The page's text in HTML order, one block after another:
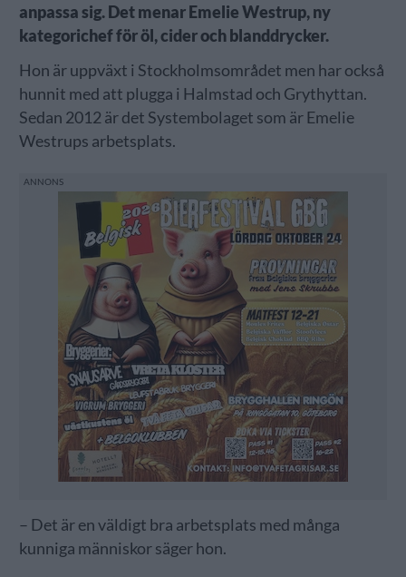
anpassa sig. Det menar Emelie Westrup, ny
kategorichef för öl, cider och blanddrycker.
Hon är uppväxt i Stockholmsområdet men har också
hunnit med att plugga i Halmstad och Grythyttan.
Sedan 2012 är det Systembolaget som är Emelie
Westrups arbetsplats.
– Det är en väldigt bra arbetsplats med många
kunniga människor säger hon.